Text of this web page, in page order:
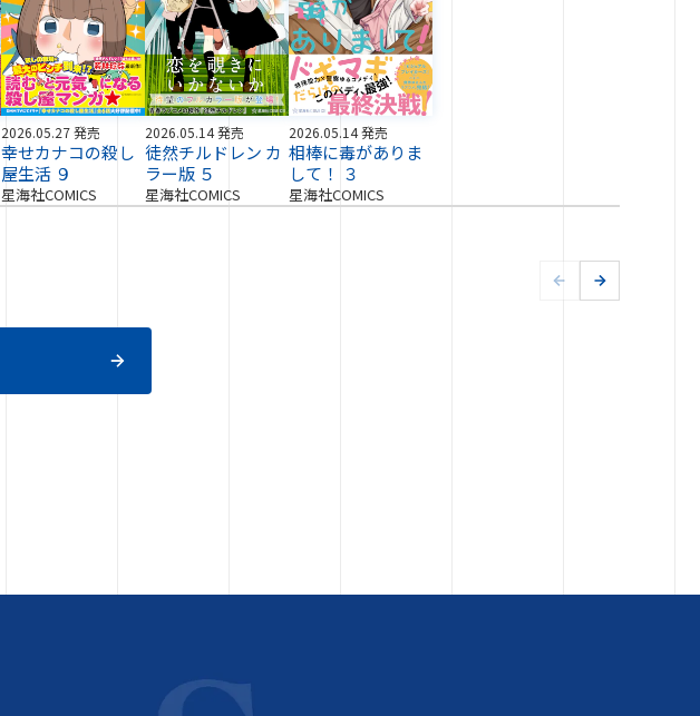
2026.05.27 発売
幸せカナコの殺し
屋生活 ９
星海社COMICS
2026.05.14 発売
徒然チルドレン カ
ラー版 ５
星海社COMICS
2026.05.14 発売
相棒に毒がありま
して！ ３
星海社COMICS